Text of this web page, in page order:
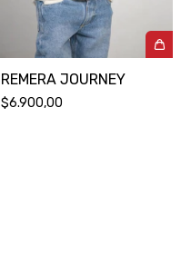
REMERA JOURNEY
$6.900,00